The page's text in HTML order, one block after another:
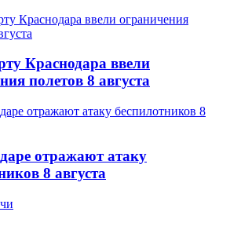
Краснодара ввели
полетов 8 августа
отражают атаку
8 августа